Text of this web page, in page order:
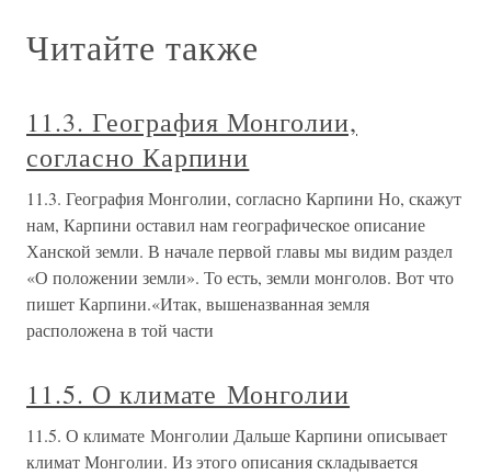
Читайте также
11.3. География Монголии,
согласно Карпини
11.3. География Монголии, согласно Карпини Но, скажут
нам, Карпини оставил нам географическое описание
Ханской земли. В начале первой главы мы видим раздел
«О положении земли». То есть, земли монголов. Вот что
пишет Карпини.«Итак, вышеназванная земля
расположена в той части
11.5. О климате Монголии
11.5. О климате Монголии Дальше Карпини описывает
климат Монголии. Из этого описания складывается